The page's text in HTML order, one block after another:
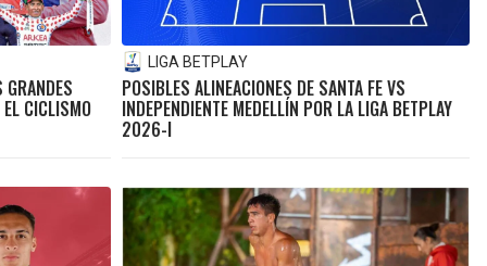
EL CICLISMO
LIGA BETPLAY
POSIBLES ALINEACIONES DE SANTA FE VS
INDEPENDIENTE MEDELLÍN POR LA LIGA BETPLAY
2026-I